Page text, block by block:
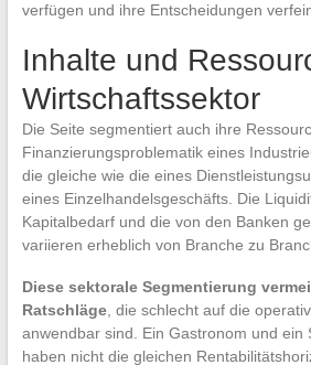
verfügen und ihre Entscheidungen
Inhalte und
Wirtschaftssektor
Die Seite segmentiert auch ihre
Finanzierungsproblematik eines
die gleiche wie die eines
eines Einzelhandelsgeschäfts. Die
Kapitalbedarf und die von den Banken
variieren erheblich von Branche zu
Diese sektorale Segmentierung
Ratschläge, die schlecht auf die
anwendbar sind. Ein Gastronom und ein
haben nicht die gleichen